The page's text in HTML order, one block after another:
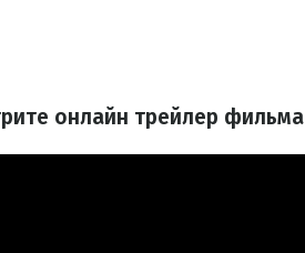
онлайн трейлер фильма